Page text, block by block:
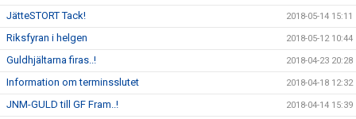
JätteSTORT Tack! 2018-05-14 15:11
Riksfyran i helgen 2018-05-12 10:44
Guldhjältarna firas..! 2018-04-23 20:28
Information om terminsslutet 2018-04-18 12:32
JNM-GULD till GF Fram..! 2018-04-14 15:39